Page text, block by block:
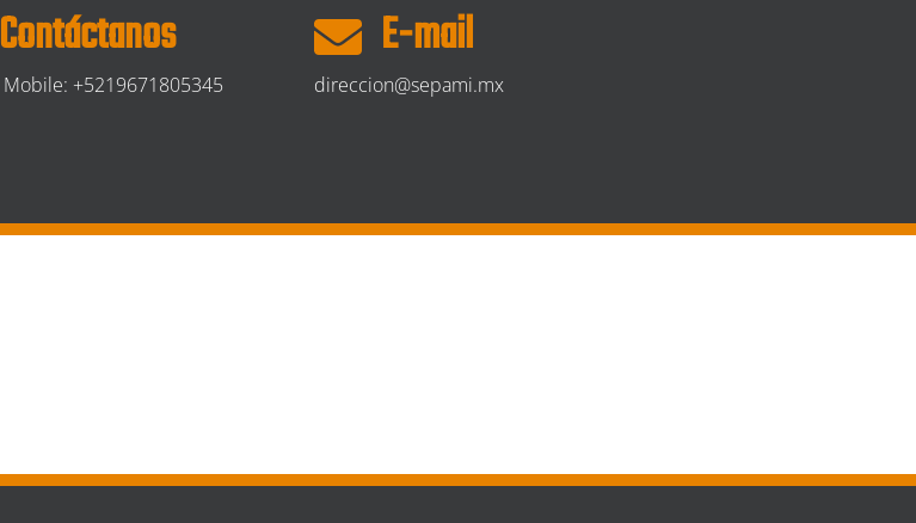
Contáctanos
Mobile: +5219671805345
E-mail
direccion@sepami.mx